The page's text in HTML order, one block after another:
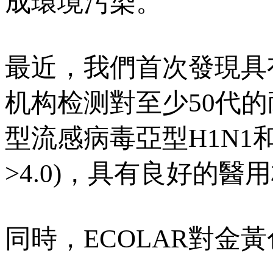
最近，我們首次發現
机构检测對至少50代
型流感病毒亞型H1N1
>4.0)，具有良好的醫
同時，ECOLAR對金